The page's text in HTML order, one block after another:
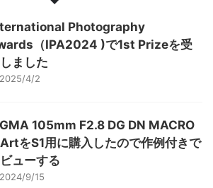
Photography
（IPA2024 )で1st Prizeを受
ました
2025/4/2
105mm F2.8 DG DN MACRO
ArtをS1用に購入したので作例付きで
ューする
2024/9/15